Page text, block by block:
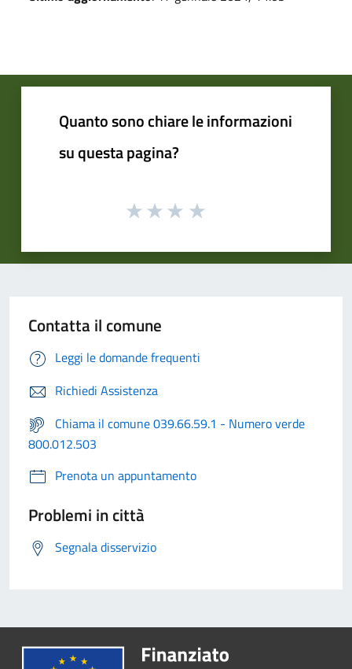
Quanto sono chiare le informazioni
su questa pagina?
Contatta il comune
Leggi le domande frequenti
Richiedi Assistenza
Chiama il comune 039.66.59.1 - Numero verde
800.012.503
Prenota un appuntamento
Problemi in città
Segnala disservizio